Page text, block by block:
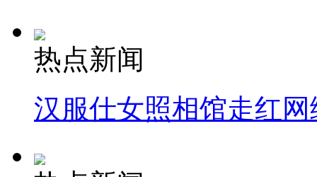
热点新闻
汉服仕女照相馆走红网